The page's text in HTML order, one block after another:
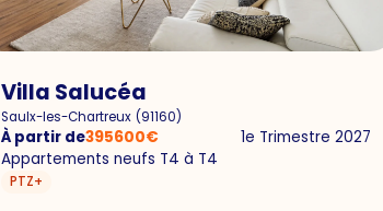
Villa Salucéa
Saulx-les-Chartreux (91160)
À partir de395600€
1e Trimestre 2027
Appartements neufs T4 à T4
PTZ+